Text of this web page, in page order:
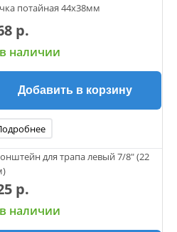
потайная 44х38мм
р.
в наличии
Добавить в корзину
для трапа левый 7/8" (22
р.
в наличии